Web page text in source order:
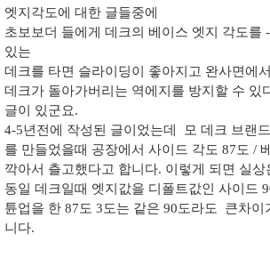
엣지각도에 대한 글들중에
초보보더 들에게 데크의 베이스 엣지 각도를
있는
데크를 타면 슬라이딩이 좋아지고 완사면에
데크가 돌아가버리는 역에지를 방지할 수 있
글이 있군요.
4-5년전에 작성된 글이었는데 모 데크 브랜
를 만들었을때 공장에서 사이드 각도 87도 /
깍아서 츨고했다고 합니다. 이렇게 되면 실상
동일 데크일때 엣지값을 디폴트값인 사이드
튠업을 한 87도 3도는 같은 90도라도 큰차이
니다.